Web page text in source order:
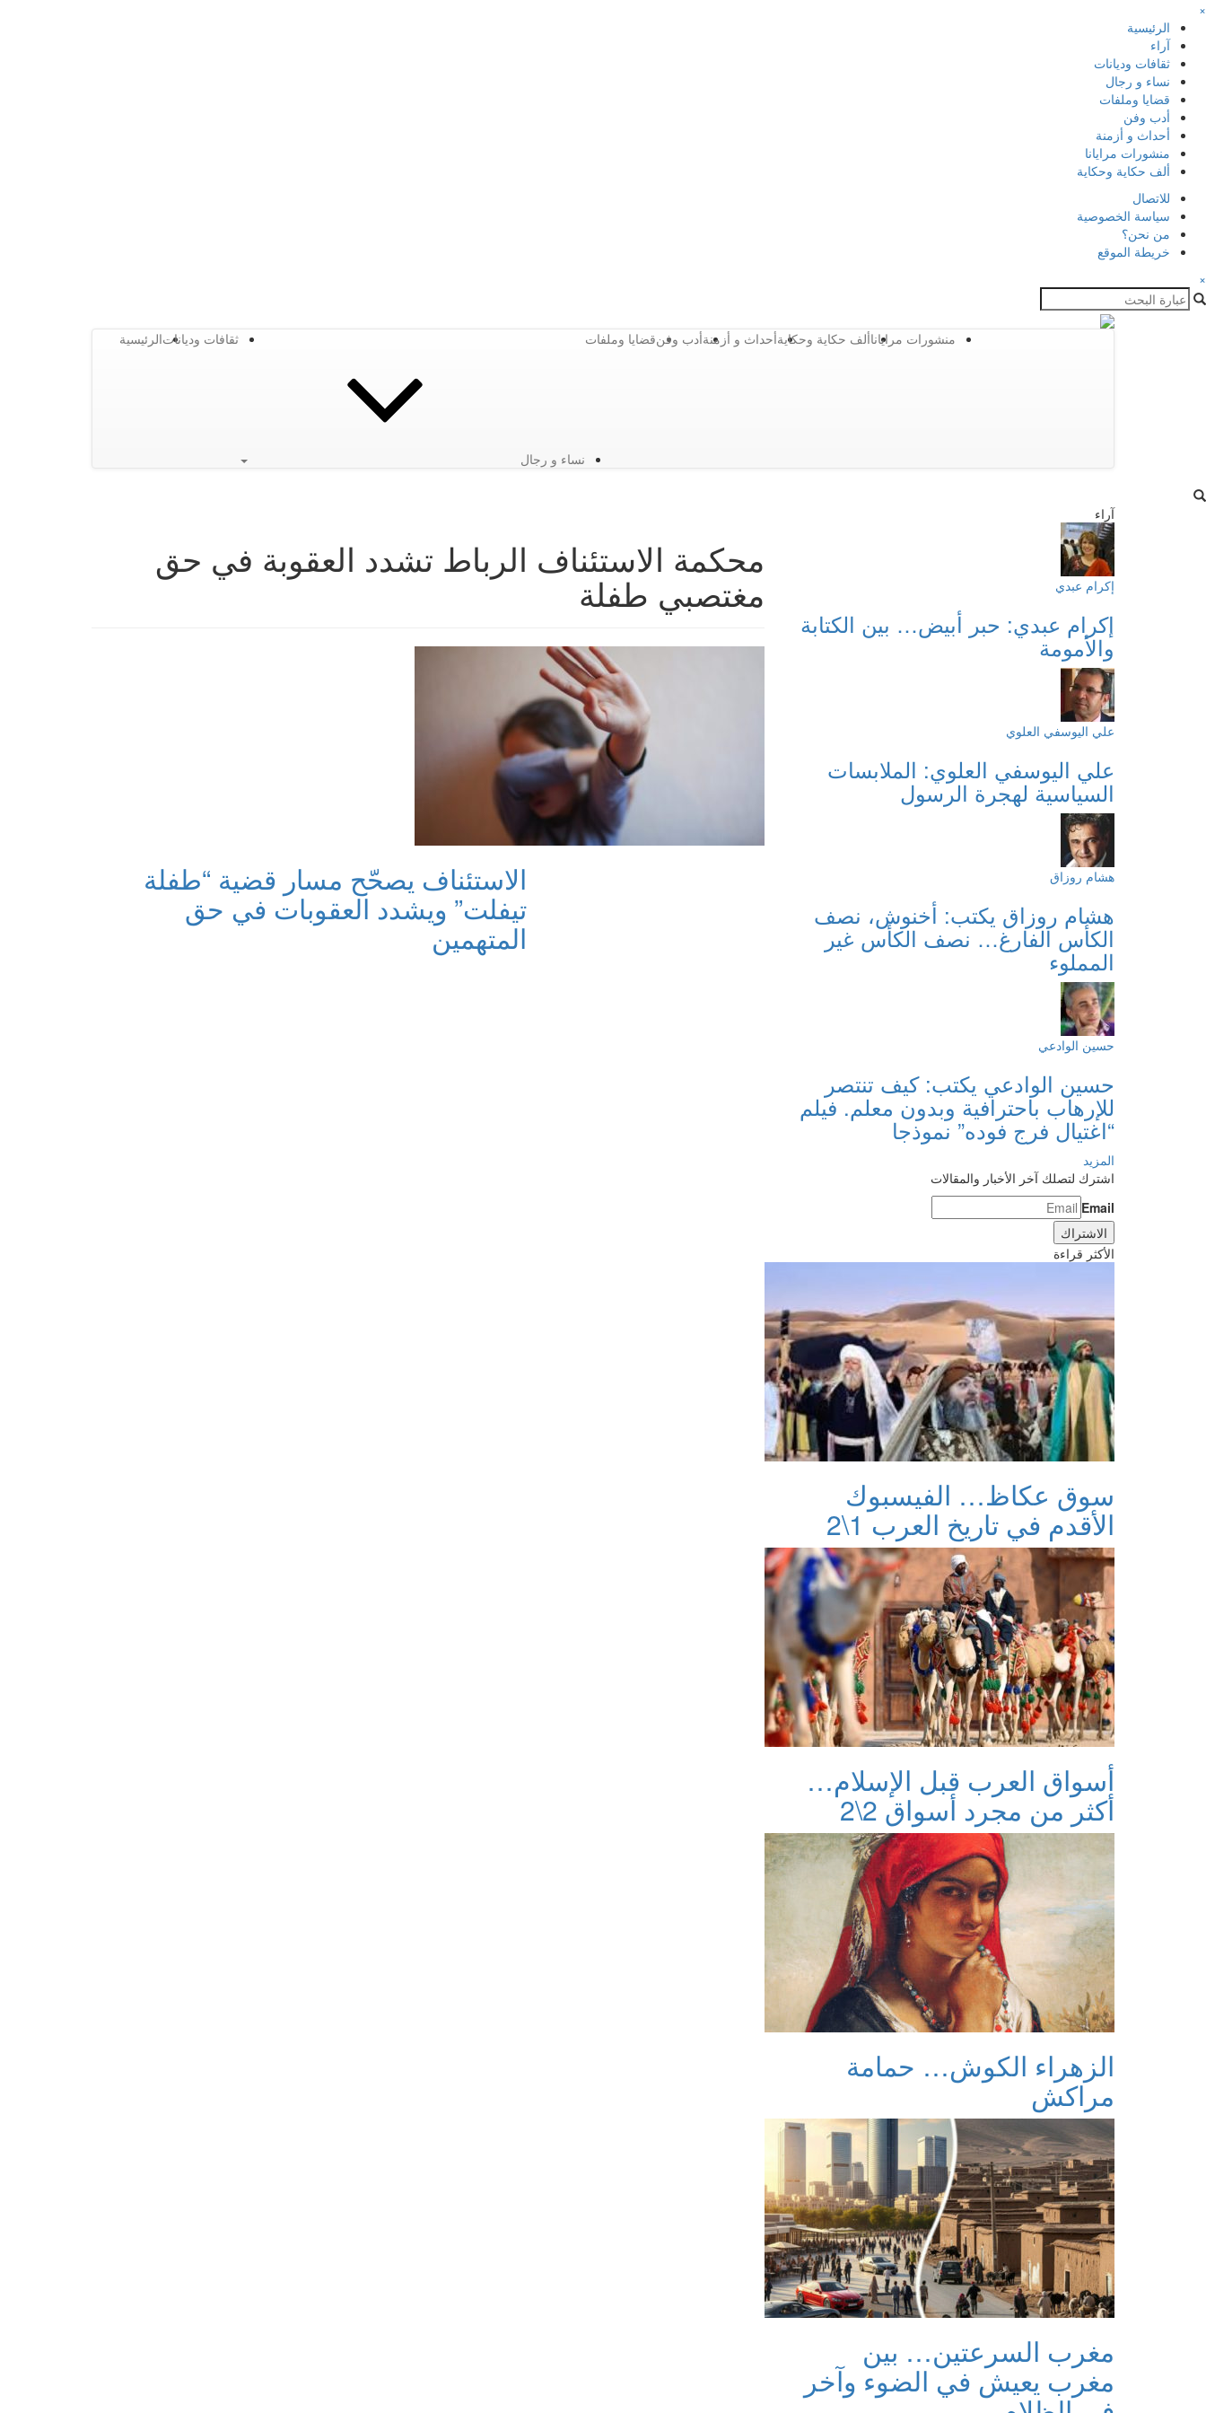
×
الرئيسية
آراء
ثقافات وديانات
نساء و رجال
قضايا وملفات
أدب وفن
أحداث و أزمنة
منشورات مرايانا
ألف حكاية وحكاية
للاتصال
سياسة الخصوصية
من نحن؟
خريطة الموقع
×
الرئيسيةثقافات وديانات
نساء و رجال
قضايا وملفاتأدب وفنأحداث و أزمنةألف حكاية وحكايةمنشورات مرايانا
محكمة الاستئناف الرباط تشدد العقوبة في حق
مغتصبي طفلة
الاستئناف يصحّح مسار قضية “طفلة
تيفلت” ويشدد العقوبات في حق
المتهمين
آراء
إكرام عبدي
إكرام عبدي: حبر أبيض… بين الكتابة
والأمومة
علي اليوسفي العلوي
علي اليوسفي العلوي: الملابسات
السياسية لهجرة الرسول
هشام روزاق
هشام روزاق يكتب: أخنوش، نصف
الكأس الفارغ… نصف الكأس غير
المملوء
حسين الوادعي
حسين الوادعي يكتب: كيف تنتصر
للإرهاب باحترافية وبدون معلم. فيلم
“اغتيال فرج فوده” نموذجا
المزيد
اشترك لتصلك آخر الأخبار والمقالات
Email
الأكثر قراءة
سوق عكاظ… الفيسبوك
الأقدم في تاريخ العرب 1\2
أسواق العرب قبل الإسلام…
أكثر من مجرد أسواق 2\2
الزهراء الكوش… حمامة
مراكش
مغرب السرعتين… بين
مغرب يعيش في الضوء وآخر